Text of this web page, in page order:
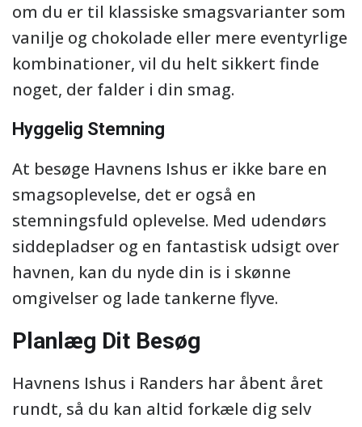
om du er til klassiske smagsvarianter som
vanilje og chokolade eller mere eventyrlige
kombinationer, vil du helt sikkert finde
noget, der falder i din smag.
Hyggelig Stemning
At besøge Havnens Ishus er ikke bare en
smagsoplevelse, det er også en
stemningsfuld oplevelse. Med udendørs
siddepladser og en fantastisk udsigt over
havnen, kan du nyde din is i skønne
omgivelser og lade tankerne flyve.
Planlæg Dit Besøg
Havnens Ishus i Randers har åbent året
rundt, så du kan altid forkæle dig selv